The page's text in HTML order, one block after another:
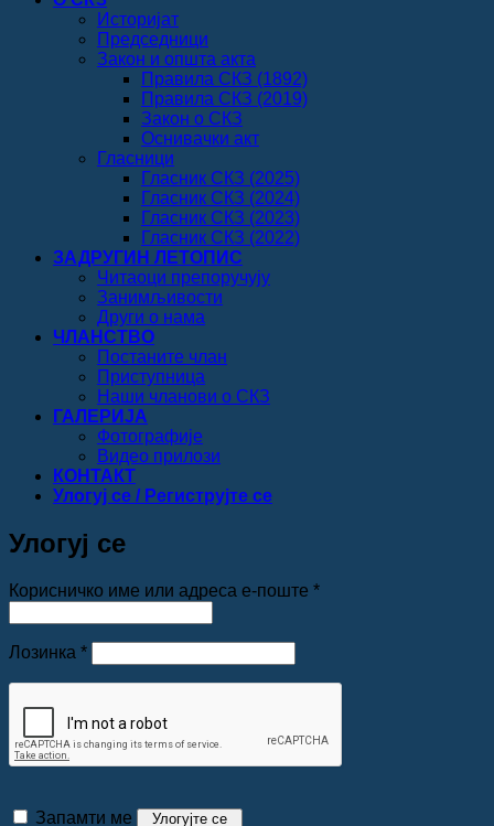
Историјат
Председници
Закон и општа акта
Правила СКЗ (1892)
Правила СКЗ (2019)
Закон о СКЗ
Оснивачки акт
Гласници
Гласник СКЗ (2025)
Гласник СКЗ (2024)
Гласник СКЗ (2023)
Гласник СКЗ (2022)
ЗАДРУГИН ЛЕТОПИС
Читаоци препоручују
Занимљивости
Други о нама
ЧЛАНСТВО
Постаните члан
Приступница
Наши чланови о СКЗ
ГАЛЕРИЈА
Фотографије
Видео прилози
КОНТАКТ
Улогуј се / Региструјте се
Улогуј се
Корисничко име или адреса е-поште *Обавезно
Лозинка *Обавезно
Запамти ме Улогујте се